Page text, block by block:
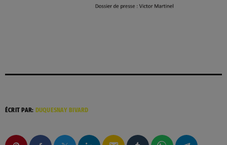
ÉCRIT PAR: DUQUESNAY BIVARD